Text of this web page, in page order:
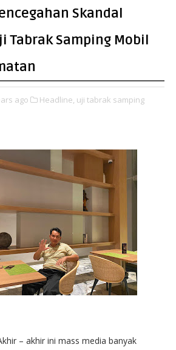
Skandal
Tabrak Samping Mobil
ago Headline, uji tabrak samping
– akhir ini mass media banyak